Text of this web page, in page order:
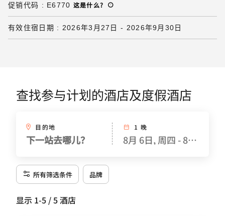
促销代码 : E6770 这是什么?
有效住宿日期 : 2026年3月27日 - 2026年9月30日
查找参与计划的酒店及度假酒店
目的地
下一站去哪儿？
1 晚
8月 6日, 周四 - 8月 7日,
所有筛选条件 品牌
显示 1-5 / 5 酒店